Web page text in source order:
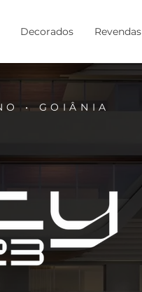
Decorados Revendas
• GOIÂNIA